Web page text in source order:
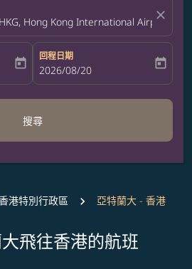
Hong Kong International Airport
close
aria-label
today
回程日期
fc-booking-return-date-aria-label
2026/08/20 today
搜尋
港特別行政區 亞特蘭大 - 香港
飛往香港的航班
價，請調整篩選條件。